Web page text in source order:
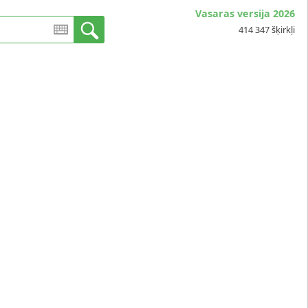
Vasaras versija 2026
414 347 šķirkļi